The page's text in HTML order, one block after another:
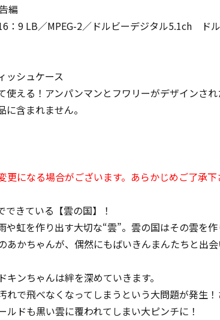
編
：9 LB／MPEG-2／ドルビーデジタル5.1ch ド
ッシュケース
使える！アンパンマンとフワリーがデザインさ
含まれません。
になる場合がございます。あらかじめご了承下
きている【雲の国】！
や虹を作り出す大切な“雲”。雲の国はその雲を
あかちゃんが、偶然にもばいきんまんたちと出
ンちゃんは絆を深めていきます。
れで飛べなくなってしまうという大問題が発生
ドも黒い雲に覆われてしまい大ピンチに！